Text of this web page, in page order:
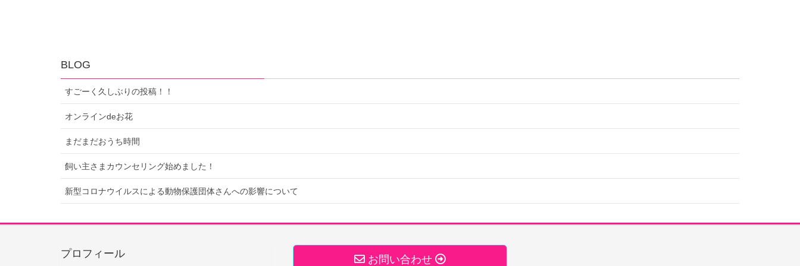
BLOG
すごーく久しぶりの投稿！！
オンラインdeお花
まだまだおうち時間
飼い主さまカウンセリング始めました！
新型コロナウイルスによる動物保護団体さんへの影響について
プロフィール
お問い合わせ